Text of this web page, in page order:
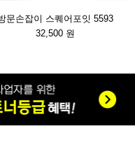
문손잡이 스퀘어포잇 5593
32,500 원